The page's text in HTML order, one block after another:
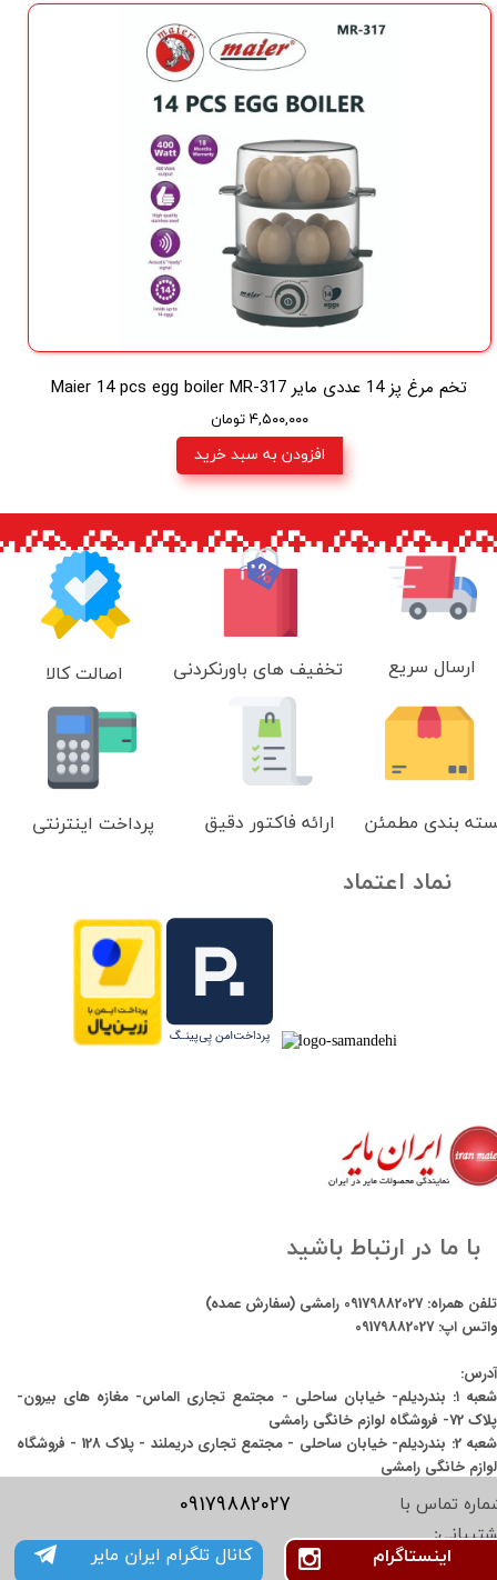
تخم مرغ پز 14 عددی مایر Maier 14 pcs egg boiler MR-317
۴,۵۰۰,۰۰۰ تومان
افزودن به سبد خرید
ارسال سریع اصالت کالا تخفیف های باورنکردنی
بندی مطمئن ارائه فاکتور دقیق پرداخت اینترنتی
نماد اعتماد
با ما در ارتباط باشید
تلفن همراه: 09179882027 رامشی (سفارش عمده)
واتس اپ: 09179882027
آدرس:
شعبه ۱: بندردیلم- خیابان ساحلی - مجتمع تجاری الماس- مغازه های بیرون-
پلاک 72- فروشگاه لوازم خانگی رامشی
شعبه 2: بندردیلم- خیابان ساحلی - مجتمع تجاری دریملند - پلاک 128 - فروشگاه
لوازم خانگی رامشی
تماس با
09179882027
کانال تلگرام ایران مایر اینستاگرام